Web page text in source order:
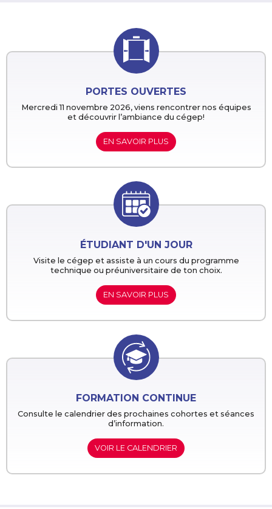
PORTES OUVERTES
Mercredi 11 novembre 2026, viens rencontrer nos équipes
et découvrir l’ambiance du cégep!
EN SAVOIR PLUS
ÉTUDIANT D'UN JOUR
Visite le cégep et assiste à un cours du programme
technique ou préuniversitaire de ton choix.
EN SAVOIR PLUS
FORMATION CONTINUE
Consulte le calendrier des prochaines cohortes et séances
d’information.
VOIR LE CALENDRIER